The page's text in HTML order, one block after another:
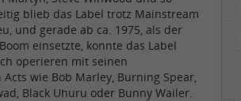
blieb das Label trotz Mainstream
und gerade ab ca. 1975, als der
einsetzte, konnte das Label
operieren mit seinen
wie Bob Marley, Burning Spear,
Black Uhuru oder Bunny Wailer.